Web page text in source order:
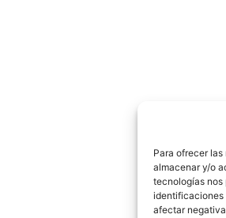
Para ofrecer
almacenar y/o
tecnologías nos
identificaciones
afectar